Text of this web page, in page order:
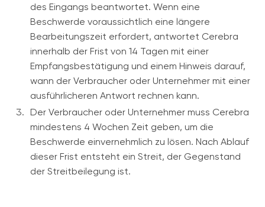
des Eingangs beantwortet. Wenn eine
Beschwerde voraussichtlich eine längere
Bearbeitungszeit erfordert, antwortet Cerebra
innerhalb der Frist von 14 Tagen mit einer
Empfangsbestätigung und einem Hinweis darauf,
wann der Verbraucher oder Unternehmer mit einer
ausführlicheren Antwort rechnen kann.
Der Verbraucher oder Unternehmer muss Cerebra
mindestens 4 Wochen Zeit geben, um die
Beschwerde einvernehmlich zu lösen. Nach Ablauf
dieser Frist entsteht ein Streit, der Gegenstand
der Streitbeilegung ist.